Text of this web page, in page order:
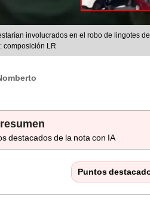
involucrados en el robo de lingotes
composición LR
destacados de la nota con IA
Puntos